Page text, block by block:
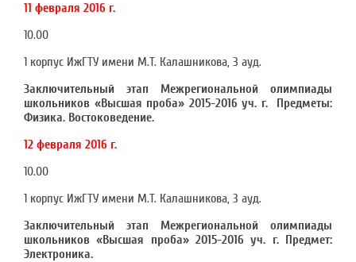
11 февраля 2016 г.
10.00
1 корпус ИжГТУ имени М.Т. Калашникова, 3 ауд.
Заключительный этап Межрегиональной олимпиады
школьников «Высшая проба» 2015-2016 уч. г. Предметы:
Физика. Востоковедение.
12 февраля 2016 г.
10.00
1 корпус ИжГТУ имени М.Т. Калашникова, 3 ауд.
Заключительный этап Межрегиональной олимпиады
школьников «Высшая проба» 2015-2016 уч. г. Предмет:
Электроника.